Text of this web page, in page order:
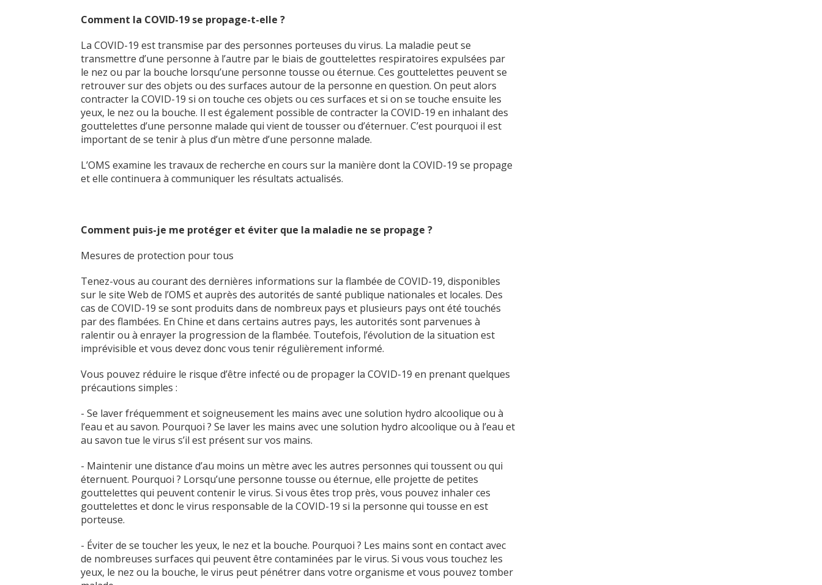
Comment la COVID-19 se propage-t-elle ?
La COVID-19 est transmise par des personnes porteuses du virus. La maladie peut se
transmettre d’une personne à l’autre par le biais de gouttelettes respiratoires expulsées par
le nez ou par la bouche lorsqu’une personne tousse ou éternue. Ces gouttelettes peuvent se
retrouver sur des objets ou des surfaces autour de la personne en question. On peut alors
contracter la COVID-19 si on touche ces objets ou ces surfaces et si on se touche ensuite les
yeux, le nez ou la bouche. Il est également possible de contracter la COVID-19 en inhalant des
gouttelettes d’une personne malade qui vient de tousser ou d’éternuer. C’est pourquoi il est
important de se tenir à plus d’un mètre d’une personne malade.
L’OMS examine les travaux de recherche en cours sur la manière dont la COVID-19 se propage
et elle continuera à communiquer les résultats actualisés.
Comment puis-je me protéger et éviter que la maladie ne se propage ?
Mesures de protection pour tous
Tenez-vous au courant des dernières informations sur la flambée de COVID-19, disponibles
sur le site Web de l’OMS et auprès des autorités de santé publique nationales et locales. Des
cas de COVID-19 se sont produits dans de nombreux pays et plusieurs pays ont été touchés
par des flambées. En Chine et dans certains autres pays, les autorités sont parvenues à
ralentir ou à enrayer la progression de la flambée. Toutefois, l’évolution de la situation est
imprévisible et vous devez donc vous tenir régulièrement informé.
Vous pouvez réduire le risque d’être infecté ou de propager la COVID-19 en prenant quelques
précautions simples :
- Se laver fréquemment et soigneusement les mains avec une solution hydro alcoolique ou à
l’eau et au savon. Pourquoi ? Se laver les mains avec une solution hydro alcoolique ou à l’eau et
au savon tue le virus s’il est présent sur vos mains.
- Maintenir une distance d’au moins un mètre avec les autres personnes qui toussent ou qui
éternuent. Pourquoi ? Lorsqu’une personne tousse ou éternue, elle projette de petites
gouttelettes qui peuvent contenir le virus. Si vous êtes trop près, vous pouvez inhaler ces
gouttelettes et donc le virus responsable de la COVID-19 si la personne qui tousse en est
porteuse.
- Éviter de se toucher les yeux, le nez et la bouche. Pourquoi ? Les mains sont en contact avec
de nombreuses surfaces qui peuvent être contaminées par le virus. Si vous vous touchez les
yeux, le nez ou la bouche, le virus peut pénétrer dans votre organisme et vous pouvez tomber